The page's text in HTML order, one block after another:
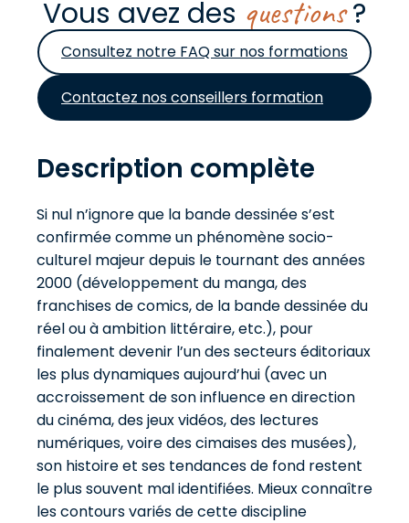
Vous avez des questions?
Consultez notre FAQ sur nos formations
Contactez nos conseillers formation
Description complète
Si nul n’ignore que la bande dessinée s’est
confirmée comme un phénomène socio-
culturel majeur depuis le tournant des années
2000 (développement du manga, des
franchises de comics, de la bande dessinée du
réel ou à ambition littéraire, etc.), pour
finalement devenir l’un des secteurs éditoriaux
les plus dynamiques aujourd’hui (avec un
accroissement de son influence en direction
du cinéma, des jeux vidéos, des lectures
numériques, voire des cimaises des musées),
son histoire et ses tendances de fond restent
le plus souvent mal identifiées. Mieux connaître
les contours variés de cette discipline